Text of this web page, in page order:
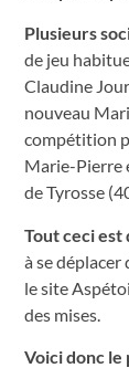
Plusieurs
de jeu
Claudine
nouveau
compétition
Marie-Pierre
de Tyrosse
Tout ceci est
à se déplacer
le site
des mises.
Voici donc le